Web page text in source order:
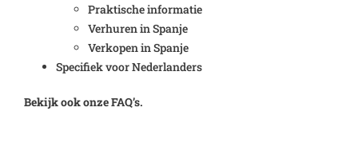
Praktische informatie
Verhuren in Spanje
Verkopen in Spanje
Specifiek voor Nederlanders
Bekijk ook onze FAQ’s.